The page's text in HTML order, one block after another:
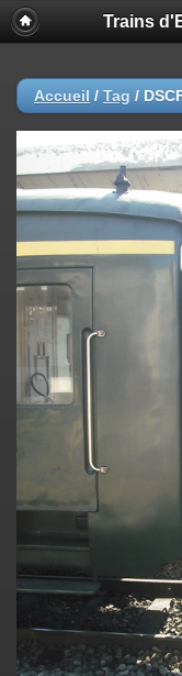
Trains
Accueil / Tag /